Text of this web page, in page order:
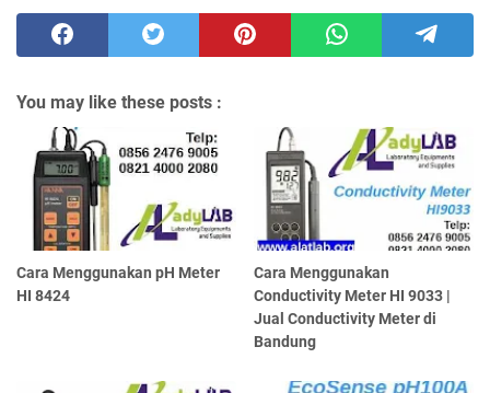
You may like these posts :
Cara Menggunakan pH Meter
HI 8424
Cara Menggunakan
Conductivity Meter HI 9033 |
Jual Conductivity Meter di
Bandung